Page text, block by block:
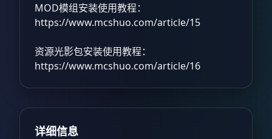
MOD模组安装使用教程：
https://www.mcshuo.com/article/15
资源光影包安装使用教程：
https://www.mcshuo.com/article/16
详细信息